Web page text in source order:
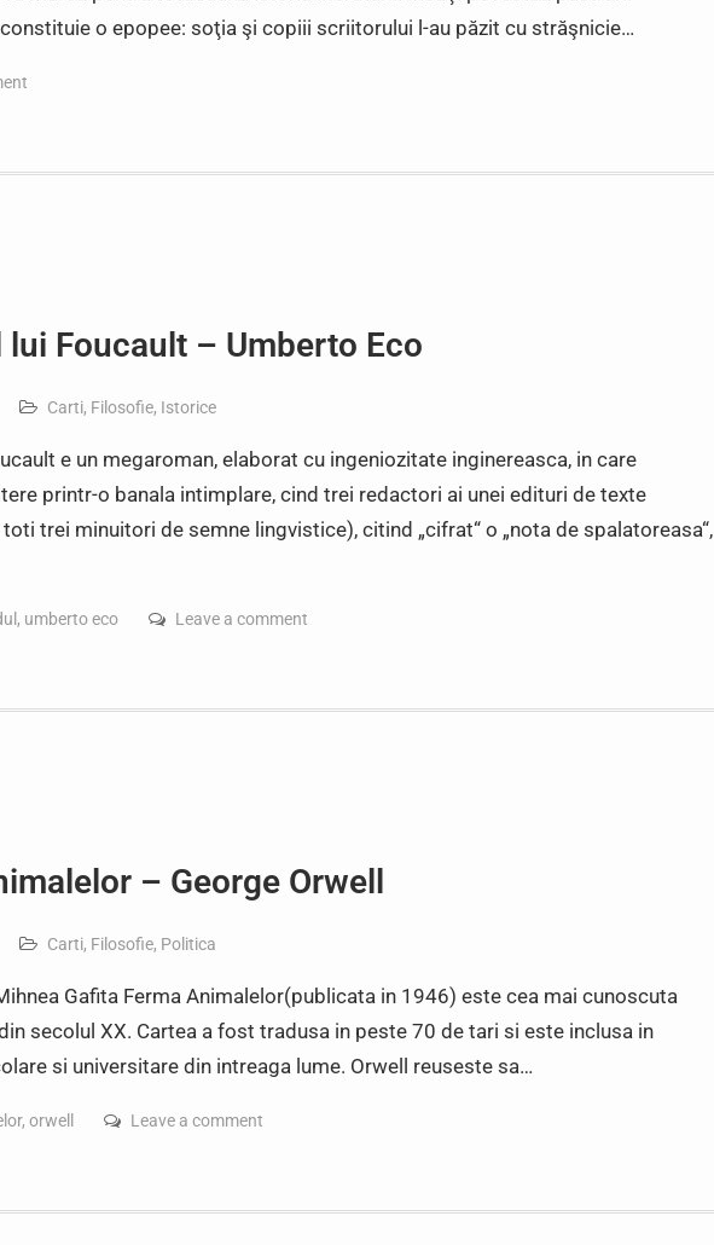
o epopee: soţia şi copiii scriitorului l-au păzit cu străşnicie…
lui Foucault – Umberto Eco
Carti, Filosofie, Istorice
e un megaroman, elaborat cu ingeniozitate inginereasca, in care
printr-o banala intimplare, cind trei redactori ai unei edituri de texte
trei minuitori de semne lingvistice), citind „cifrat“ o „nota de spalatoreasa“,
, umberto eco Leave a comment
– George Orwell
Carti, Filosofie, Politica
Gafita Ferma Animalelor(publicata in 1946) este cea mai cunoscuta
secolul XX. Cartea a fost tradusa in peste 70 de tari si este inclusa in
si universitare din intreaga lume. Orwell reuseste sa…
, orwell Leave a comment